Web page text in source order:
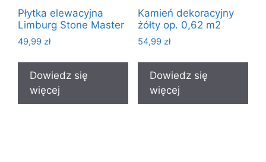
Płytka elewacyjna
Limburg Stone Master
49,99 zł
Dowiedz się
więcej
Kamień dekoracyjny
żółty op. 0,62 m2
54,99 zł
Dowiedz się
więcej